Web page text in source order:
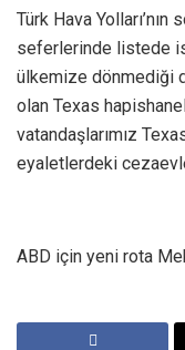
Türk Hava
seferlerinde listede
ülkemize dönmediği
olan Texas
vatandaşlarımız
eyaletlerdeki
ABD için yeni rota